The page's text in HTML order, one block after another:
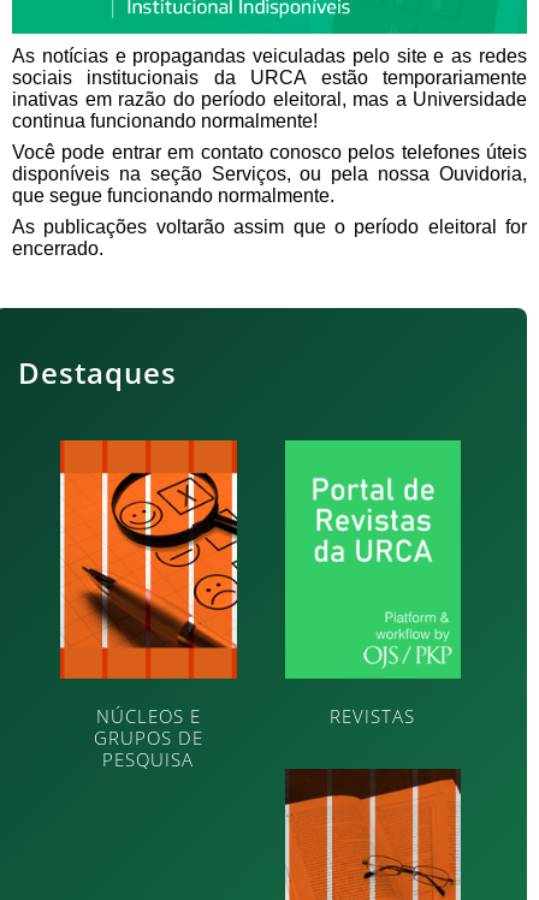
As notícias e propagandas veiculadas pelo site e as redes
sociais institucionais da URCA estão temporariamente
inativas em razão do período eleitoral, mas a Universidade
continua funcionando normalmente!
Você pode entrar em contato conosco pelos telefones úteis
disponíveis na seção Serviços, ou pela nossa Ouvidoria,
que segue funcionando normalmente.
As publicações voltarão assim que o período eleitoral for
encerrado.
Destaques
NÚCLEOS E
GRUPOS DE
PESQUISA
REVISTAS